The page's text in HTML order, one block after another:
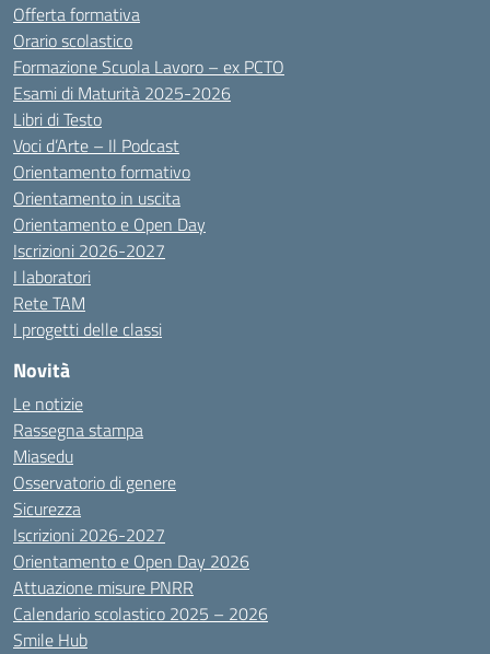
Offerta formativa
Orario scolastico
Formazione Scuola Lavoro – ex PCTO
Esami di Maturità 2025-2026
Libri di Testo
Voci d’Arte – Il Podcast
Orientamento formativo
Orientamento in uscita
Orientamento e Open Day
Iscrizioni 2026-2027
I laboratori
Rete TAM
I progetti delle classi
Novità
Le notizie
Rassegna stampa
Miasedu
Osservatorio di genere
Sicurezza
Iscrizioni 2026-2027
Orientamento e Open Day 2026
Attuazione misure PNRR
Calendario scolastico 2025 – 2026
Smile Hub